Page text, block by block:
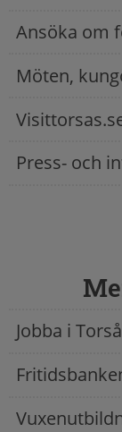
Ansöka om
Möten,
Press- och
Jobba i